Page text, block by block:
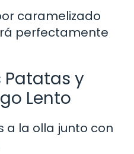
caramelizado
perfectamente
Patatas y
Lento
la olla junto con